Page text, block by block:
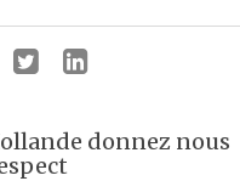
donnez nous